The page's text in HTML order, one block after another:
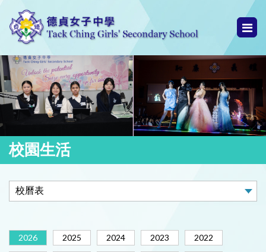
校園生活
2026 2025 2024 2023 2022